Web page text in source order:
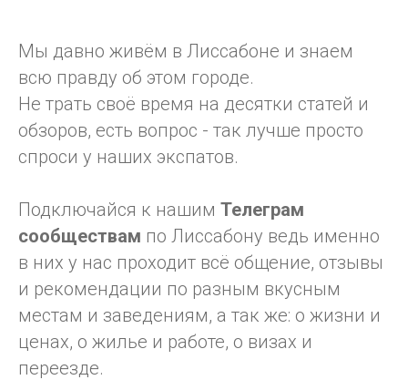
Мы давно живём в Лиссабоне и знаем
всю правду об этом городе.
Не трать своё время на десятки статей и
обзоров, есть вопрос - так лучше просто
спроси у наших экспатов.
Подключайся к нашим Телеграм
сообществам по Лиссабону ведь именно
в них у нас проходит всё общение, отзывы
и рекомендации по разным вкусным
местам и заведениям, а так же: о жизни и
ценах, о жилье и работе, о визах и
переезде.